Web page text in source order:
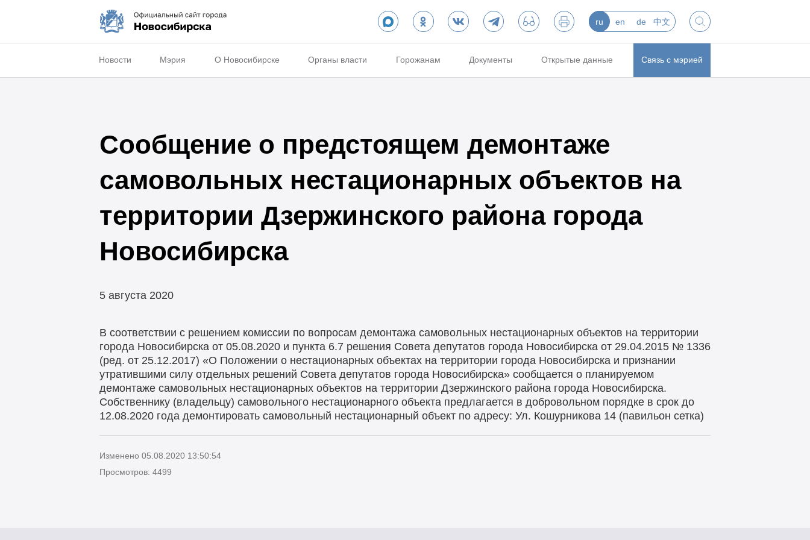
ru en de 中文
Новости Мэрия О Новосибирске Органы власти Горожанам Документы Открытые данные Связь с мэрией
Сообщение о предстоящем демонтаже
самовольных нестационарных объектов на
территории Дзержинского района города
Новосибирска
5 августа 2020
В соответствии с решением комиссии по вопросам демонтажа самовольных нестационарных объектов на территории
города Новосибирска от 05.08.2020 и пункта 6.7 решения Совета депутатов города Новосибирска от 29.04.2015 № 1336
(ред. от 25.12.2017) «О Положении о нестационарных объектах на территории города Новосибирска и признании
утратившими силу отдельных решений Совета депутатов города Новосибирска» сообщается о планируемом
демонтаже самовольных нестационарных объектов на территории Дзержинского района города Новосибирска.
Собственнику (владельцу) самовольного нестационарного объекта предлагается в добровольном порядке в срок до
12.08.2020 года демонтировать самовольный нестационарный объект по адресу: Ул. Кошурникова 14 (павильон сетка)
Изменено 05.08.2020 13:50:54
Просмотров: 4499